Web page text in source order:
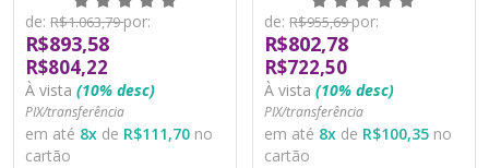
Vinílico
de: R$1.063,79por:
R$893,58
R$804,22
À vista (10% desc)
PIX/transferência
em até 8x de R$111,70 no
cartão
AS391181 - Vinílico
de: R$955,69por:
R$802,78
R$722,50
À vista (10% desc)
PIX/transferência
em até 8x de R$100,35 no
cartão